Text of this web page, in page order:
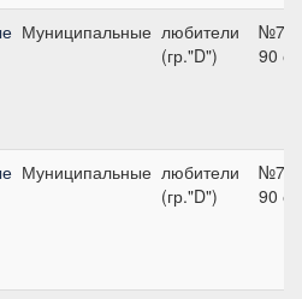
Муниципальные любители
(гр."D")
№7,
90 см
Муниципальные любители
(гр."D")
№7,
90 см